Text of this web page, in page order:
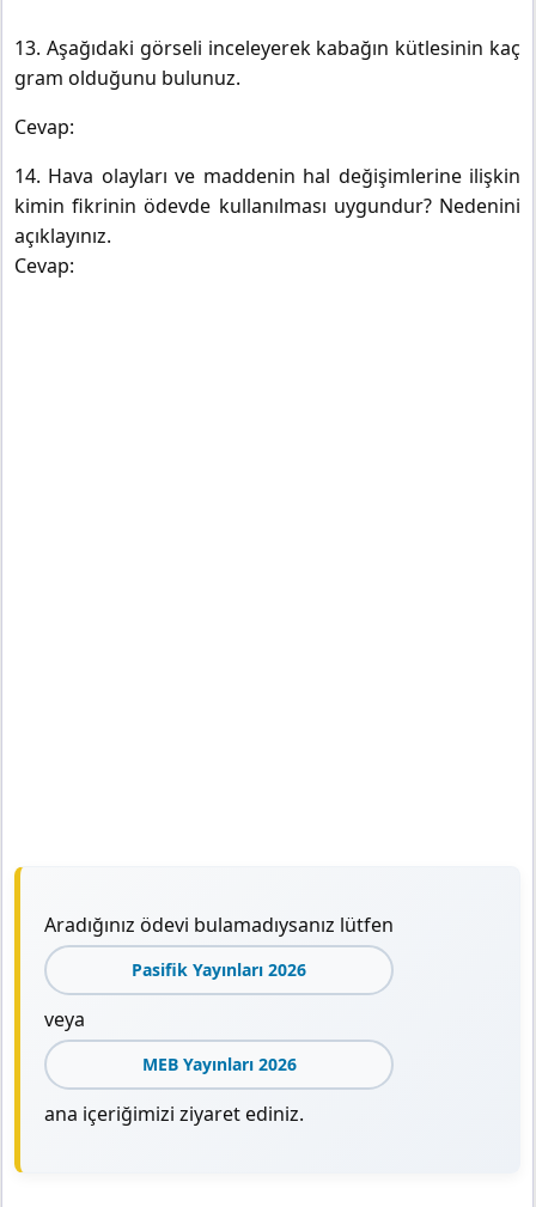
13. Aşağıdaki görseli inceleyerek kabağın kütlesinin kaç
gram olduğunu bulunuz.
Cevap:
14. Hava olayları ve maddenin hal değişimlerine ilişkin
kimin fikrinin ödevde kullanılması uygundur? Nedenini
açıklayınız.
Cevap:
Aradığınız ödevi bulamadıysanız lütfen
Pasifik Yayınları 2026
veya
MEB Yayınları 2026
ana içeriğimizi ziyaret ediniz.